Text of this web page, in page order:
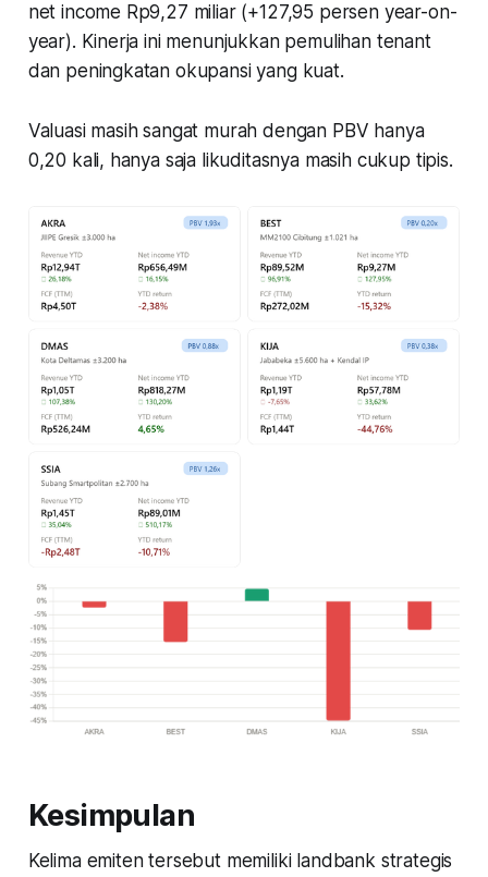
net income Rp9,27 miliar (+127,95 persen year-on-
year). Kinerja ini menunjukkan pemulihan tenant
dan peningkatan okupansi yang kuat.
Valuasi masih sangat murah dengan PBV hanya
0,20 kali, hanya saja likuditasnya masih cukup tipis.
Kesimpulan
Kelima emiten tersebut memiliki landbank strategis